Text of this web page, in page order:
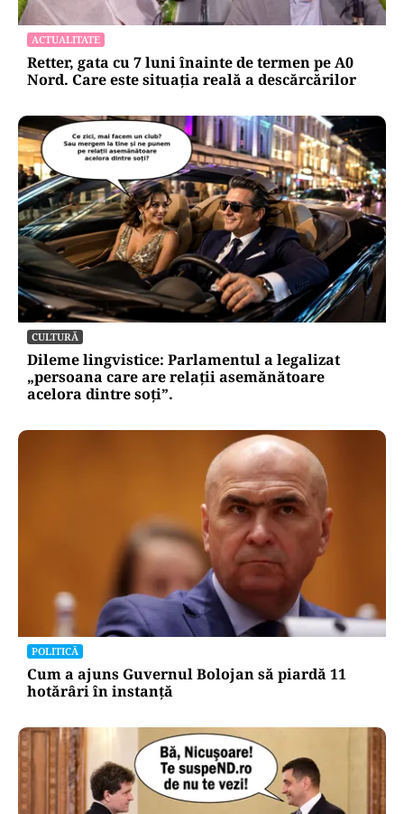
ACTUALITATE
Retter, gata cu 7 luni înainte de termen pe A0
Nord. Care este situația reală a descărcărilor
CULTURĂ
Dileme lingvistice: Parlamentul a legalizat
„persoana care are relații asemănătoare
acelora dintre soți”.
POLITICĂ
Cum a ajuns Guvernul Bolojan să piardă 11
hotărâri în instanță